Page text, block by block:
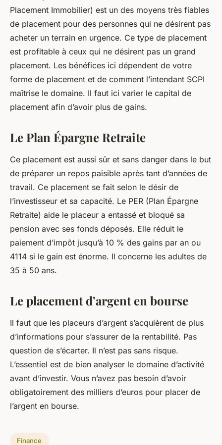
Placement Immobilier) est un des moyens très fiables
de placement pour des personnes qui ne désirent pas
acheter un terrain en urgence. Ce type de placement
est profitable à ceux qui ne désirent pas un grand
placement. Les bénéfices ici dépendent de votre
forme de placement et de comment l’intendant SCPI
maîtrise le domaine. Il faut ici varier le capital de
placement afin d’avoir plus de gains.
Le Plan Épargne Retraite
Ce placement est aussi sûr et sans danger dans le but
de préparer un repos paisible après tant d’années de
travail. Ce placement se fait selon le désir de
l’investisseur et sa capacité. Le PER (Plan Épargne
Retraite) aide le placeur a entassé et bloqué sa
pension avec ses fonds déposés. Elle réduit le
paiement d’impôt jusqu’à 10 % des gains par an ou
4114 si le gain est énorme. Il concerne les adultes de
35 à 50 ans.
Le placement d’argent en bourse
Il faut que les placeurs d’argent s’acquièrent de plus
d’informations pour s’assurer de la rentabilité. Pas
question de s’écarter. Il n’est pas sans risque.
L’essentiel est de bien analyser le domaine d’activité
avant d’investir. Vous n’avez pas besoin d’avoir
obligatoirement des milliers d’euros pour placer de
l’argent en bourse.
Finance